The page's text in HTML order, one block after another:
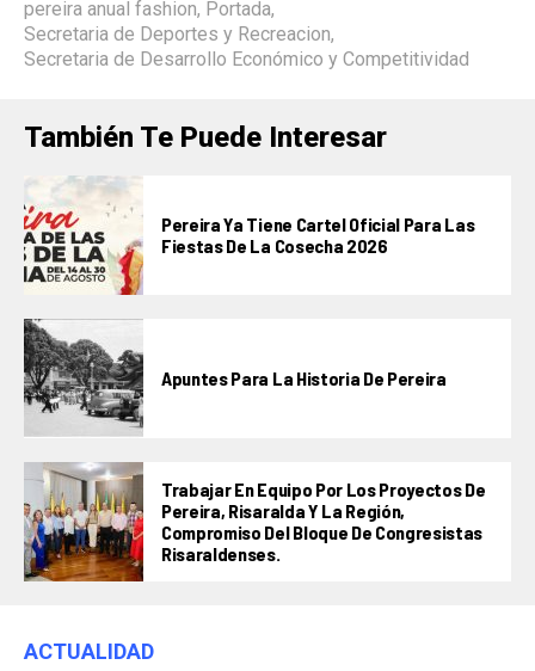
pereira anual fashion, Portada,
Secretaria de Deportes y Recreacion,
Secretaria de Desarrollo Económico y Competitividad
También Te Puede Interesar
Pereira Ya Tiene Cartel Oficial Para Las
Fiestas De La Cosecha 2026
Apuntes Para La Historia De Pereira
Trabajar En Equipo Por Los Proyectos De
Pereira, Risaralda Y La Región,
Compromiso Del Bloque De Congresistas
Risaraldenses.
ACTUALIDAD